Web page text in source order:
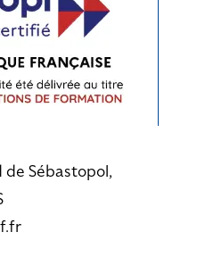
de Sébastopol,